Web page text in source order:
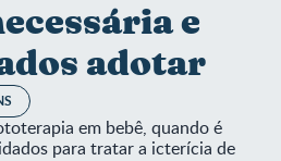
e
adotar
em bebê, quando é
para tratar a icterícia de